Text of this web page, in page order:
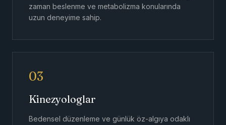
zaman beslenme ve metabolizma konularında
uzun deneyime sahip.
03
Kinezyologlar
Bedensel düzenleme ve günlük öz-algıya odaklı